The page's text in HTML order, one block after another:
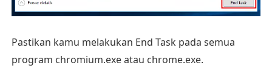
Pastikan kamu melakukan End Task pada semua
program chromium.exe atau chrome.exe.